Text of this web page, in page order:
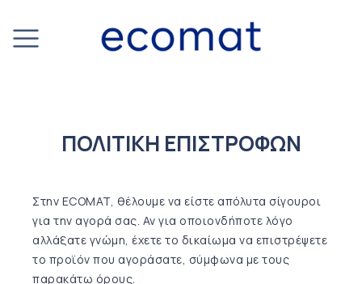
ΠΟΛΙΤΙΚΗ ΕΠΙΣΤΡΟΦΩΝ
Στην ECOMAT, θέλουμε να είστε απόλυτα σίγουροι
για την αγορά σας. Αν για οποιονδήποτε λόγο
αλλάξατε γνώμη, έχετε το δικαίωμα να επιστρέψετε
το προϊόν που αγοράσατε, σύμφωνα με τους
παρακάτω όρους.